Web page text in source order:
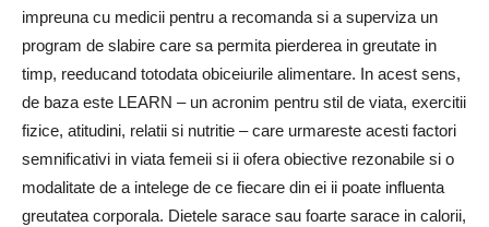
impreuna cu me­dicii pentru a recomanda si a superviza un
program de slabire care sa permita pierderea in greutate in
timp, reeducand totodata obiceiurile alimentare. In acest sens,
de baza este LEARN – un acronim pentru stil de viata, exercitii
fizice, atitudini, relatii si nutri­tie – care urmareste acesti factori
semnifica­tivi in viata femeii si ii ofera obiective rezona­bile si o
modalitate de a intelege de ce fiecare din ei ii poate influenta
greutatea corporala. Dietele sarace sau foarte sarace in calorii,